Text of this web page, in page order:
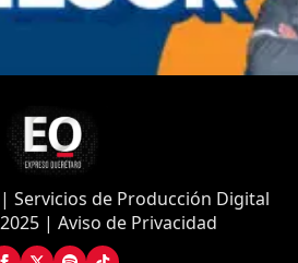
Servicios de Producción Digital
| Aviso de Privacidad